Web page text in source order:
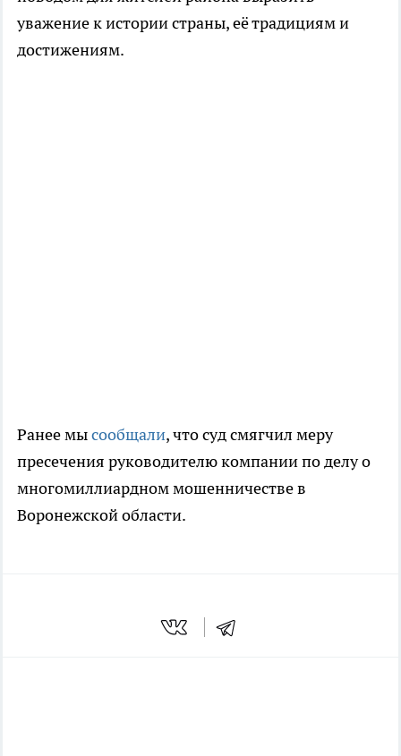
уважение к истории страны, её традициям и
достижениям.
Ранее мысообщали, что суд смягчил меру
пресечения руководителю компании по делу о
многомиллиардном мошенничестве в
Воронежской области.